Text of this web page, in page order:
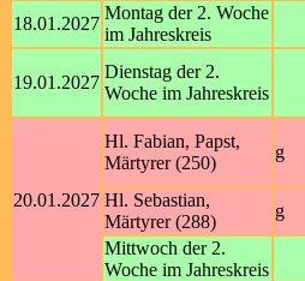
18.01.2027
Montag der 2. Woche
im Jahreskreis
19.01.2027
Dienstag der 2.
Woche im Jahreskreis
20.01.2027
Hl. Fabian, Papst,
Märtyrer (250)
g
Hl. Sebastian,
Märtyrer (288)
g
Mittwoch der 2.
Woche im Jahreskreis